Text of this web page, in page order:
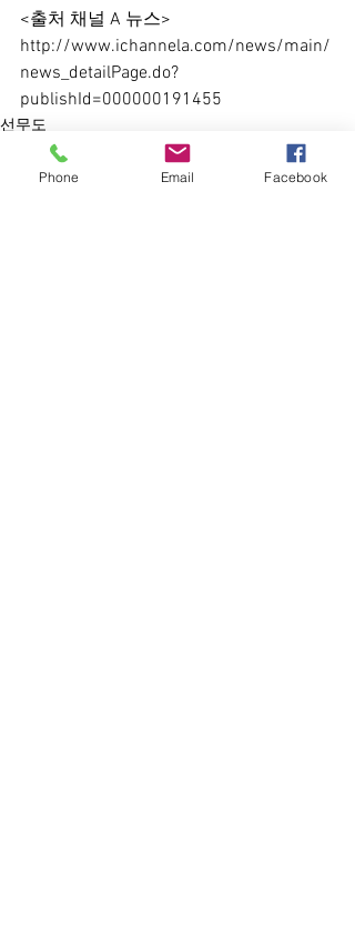
<출처 채널 A 뉴스>
http://www.ichannela.com/news/main/
news_detailPage.do?
publishId=000000191455
선무도
Phone Email Facebook